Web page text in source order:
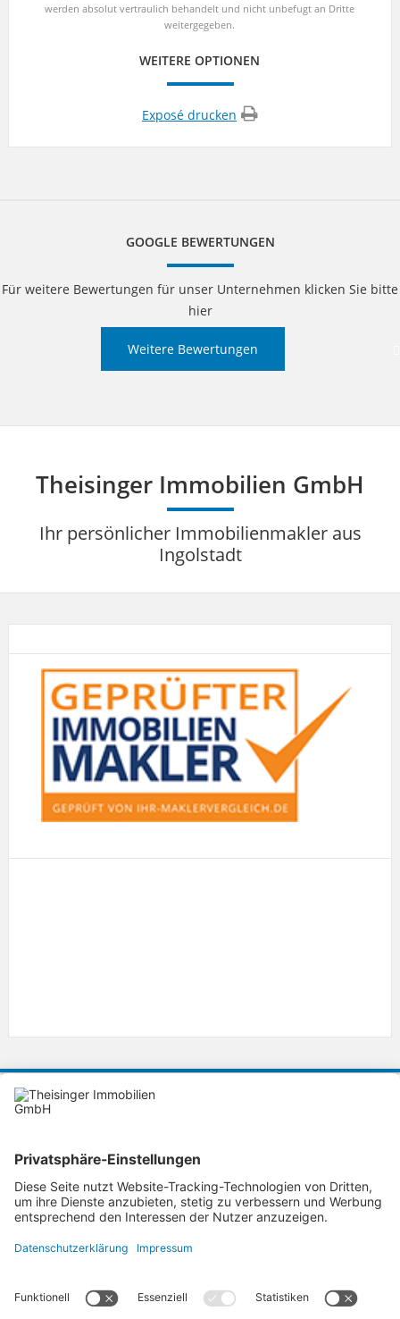
werden absolut vertraulich behandelt und nicht unbefugt an Dritte
weitergegeben.
WEITERE OPTIONEN
Exposé drucken
GOOGLE BEWERTUNGEN
Für weitere Bewertungen für unser Unternehmen klicken Sie bitte
hier
Weitere Bewertungen
Theisinger Immobilien GmbH
Ihr persönlicher Immobilienmakler aus
Ingolstadt
Lorenz-Schmidt-Strasse 36
85055Ingolstadt
theisinger-immobilien@t-online.de
AGB-Datenschutz Widerruf-Impressum